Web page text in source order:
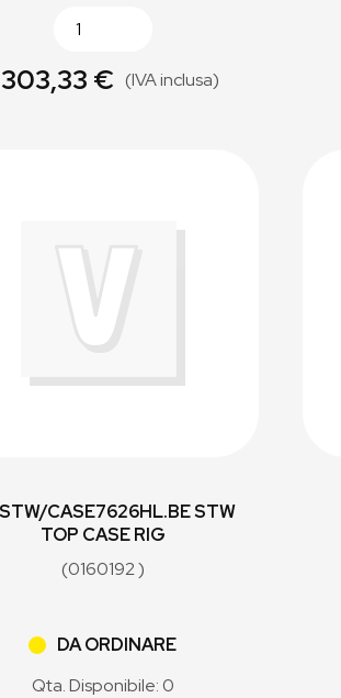
€ (IVA inclusa)
CASE7626HL.BE STW
TOP CASE RIG
(0160192 )
DA ORDINARE
Qta. Disponibile: 0